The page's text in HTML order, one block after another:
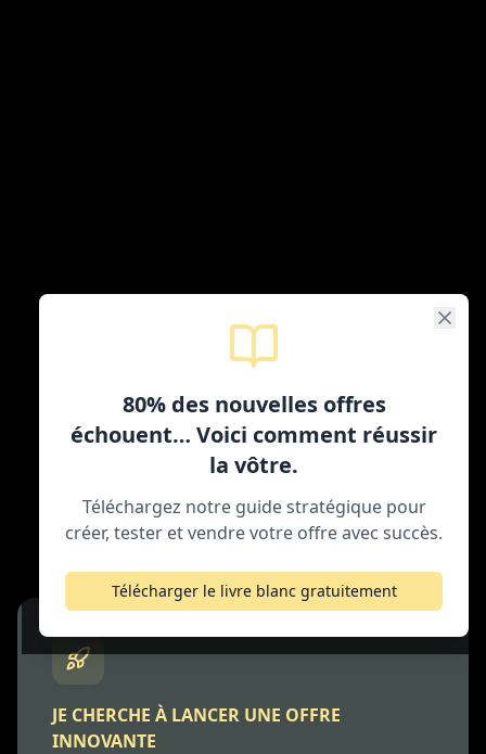
80% des nouvelles offres
échouent… Voici comment réussir
la vôtre.
Téléchargez notre guide stratégique pour
créer, tester et vendre votre offre avec succès.
Télécharger le livre blanc gratuitement
Dans quelle(s)
situation(s)suis-je ?
Identifiez vos besoins et découvrez nos
solutions adaptées
JE CHERCHE À LANCER UNE OFFRE
INNOVANTE